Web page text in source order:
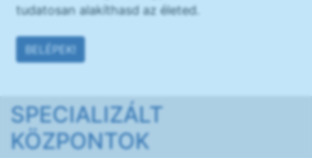
tudatosan alakíthasd az életed.
BELÉPEK!
SPECIALIZÁLT
KÖZPONTOK